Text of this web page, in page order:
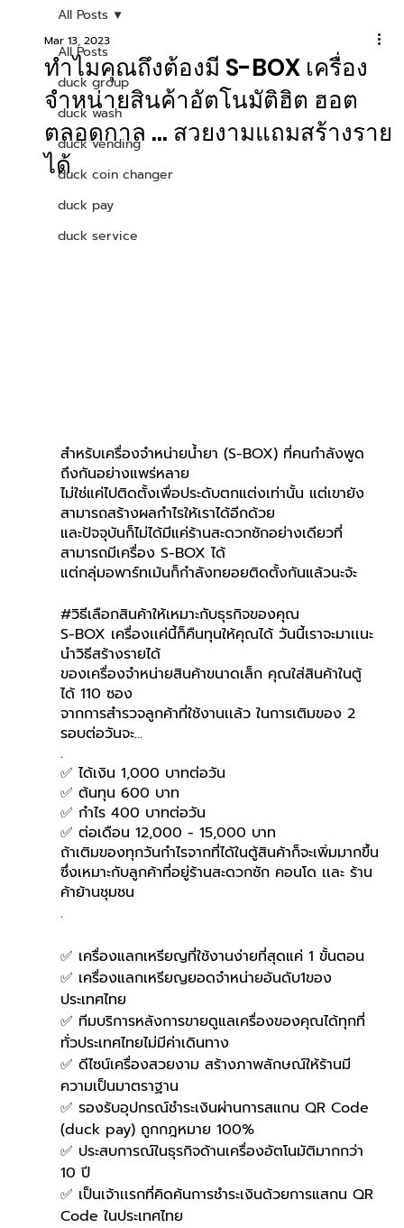
All Posts
duck group
duck wash
duck vending
duck coin changer
duck pay
duck service
All Posts
ทำไมคุณถึงต้องมี S-BOX เครื่อง
จำหน่ายสินค้าอัตโนมัติฮิต ฮอต
ตลอดกาล ... สวยงามแถมสร้างราย
ได้
Mar 13, 2023
สำหรับเครื่องจำหน่ายน้ำยา (S-BOX) ที่คนกำลังพูด
ถึงกันอย่างแพร่หลาย
ไม่ใช่แค่ไปติดตั้งเพื่อประดับตกแต่งเท่านั้น แต่เขายัง
สามารถสร้างผลกำไรให้เราได้อีกด้วย
และปัจจุบันก็ไม่ได้มีแค่ร้านสะดวกซักอย่างเดียวที่
สามารถมีเครื่อง S-BOX ได้
แต่กลุ่มอพาร์ทเม้นก็กำลังทยอยติดตั้งกันแล้วนะจ้ะ
#วิธีเลือกสินค้าให้เหมาะกับธุรกิจของคุณ
S-BOX เครื่องเเค่นี้ก็คืนทุนให้คุณได้ วันนี้เราจะมาเเนะ
นำวิธีสร้างรายได้
ของเครื่องจำหน่ายสินค้าขนาดเล็ก คุณใส่สินค้าในตู้
ได้ 110 ซอง
จากการสำรวจลูกค้าที่ใช้งานเเล้ว ในการเติมของ 2
รอบต่อวันจะ...
.
✅ ได้เงิน 1,000 บาทต่อวัน
✅ ต้นทุน 600 บาท
✅ กำไร 400 บาทต่อวัน
✅ ต่อเดือน 12,000 - 15,000 บาท
ถ้าเติมของทุกวันกำไรจากที่ได้ในตู้สินค้าก็จะเพิ่มมากขึ้น
ซึ่งเหมาะกับลูกค้าที่อยู่ร้านสะดวกซัก คอนโด เเละ ร้าน
ค้าย้านชุมชน
.
✅ เครื่องแลกเหรียญที่ใช้งานง่ายที่สุดแค่ 1 ขั้นตอน
✅ เครื่องแลกเหรียญยอดจำหน่ายอันดับ1ของ
ประเทศไทย
✅ ทีมบริการหลังการขายดูแลเครื่องของคุณได้ทุกที่
ทั่วประเทศไทยไม่มีค่าเดินทาง
✅ ดีไซน์เครื่องสวยงาม สร้างภาพลักษณ์ให้ร้านมี
ความเป็นมาตราฐาน
✅ รองรับอุปกรณ์ชำระเงินผ่านการสแกน QR Code
(duck pay) ถูกกฎหมาย 100%
✅ ประสบการณ์ในธุรกิจด้านเครื่องอัตโนมัติมากกว่า
10 ปี
✅ เป็นเจ้าเเรกที่คิดค้นการชำระเงินด้วยการแสกน QR
Code ในประเทศไทย